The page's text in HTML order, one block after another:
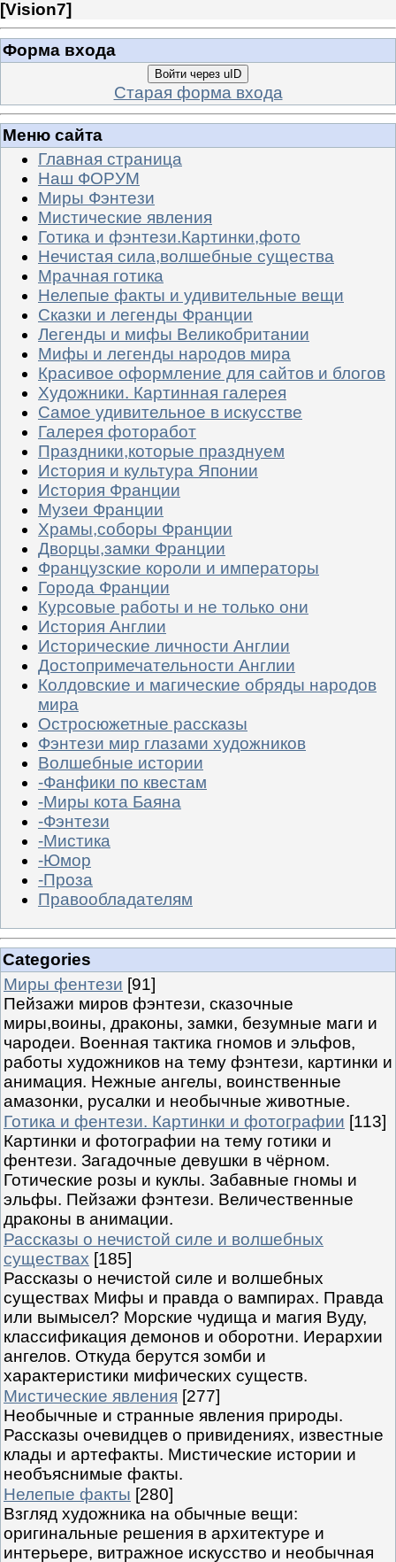
[Vision7]
Форма входа
Войти через uID
Старая форма входа
Меню сайта
Главная страница
Наш ФОРУМ
Миры Фэнтези
Мистические явления
Готика и фэнтези.Картинки,фото
Нечистая сила,волшебные существа
Мрачная готика
Нелепые факты и удивительные вещи
Сказки и легенды Франции
Легенды и мифы Великобритании
Мифы и легенды народов мира
Красивое оформление для сайтов и блогов
Художники. Картинная галерея
Самое удивительное в искусстве
Галерея фоторабот
Праздники,которые празднуем
История и культура Японии
История Франции
Музеи Франции
Храмы,соборы Франции
Дворцы,замки Франции
Французские короли и императоры
Города Франции
Курсовые работы и не только они
История Англии
Исторические личности Англии
Достопримечательности Англии
Колдовские и магические обряды народов
мира
Остросюжетные рассказы
Фэнтези мир глазами художников
Волшебные истории
-Фанфики по квестам
-Миры кота Баяна
-Фэнтези
-Мистика
-Юмор
-Проза
Правообладателям
Categories
Миры фентези [91]
Пейзажи миров фэнтези, сказочные
миры,воины, драконы, замки, безумные маги и
чародеи. Военная тактика гномов и эльфов,
работы художников на тему фэнтези, картинки и
анимация. Нежные ангелы, воинственные
амазонки, русалки и необычные животные.
Готика и фентези. Картинки и фотографии [113]
Картинки и фотографии на тему готики и
фентези. Загадочные девушки в чёрном.
Готические розы и куклы. Забавные гномы и
эльфы. Пейзажи фэнтези. Величественные
драконы в анимации.
Рассказы о нечистой силе и волшебных
существах [185]
Рассказы о нечистой силе и волшебных
существах Мифы и правда о вампирах. Правда
или вымысел? Морские чудища и магия Вуду,
классификация демонов и оборотни. Иерархии
ангелов. Откуда берутся зомби и
характеристики мифических существ.
Мистические явления [277]
Необычные и странные явления природы.
Рассказы очевидцев о привидениях, известные
клады и артефакты. Мистические истории и
необъяснимые факты.
Нелепые факты [280]
Взгляд художника на обычные вещи:
оригинальные решения в архитектуре и
интерьере, витражное искусство и необычная